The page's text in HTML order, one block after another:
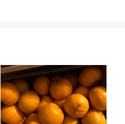
씨는 어디
있다 참
것 같다 지
에서 산 세
중 절반을